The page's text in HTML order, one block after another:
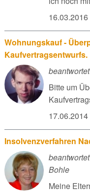
16.03.2016
Wohnungskauf -
Kaufvertragsentwurfs.
Bitte um
17.06.2014
Insolvenzverfahren
Bohle
Meine